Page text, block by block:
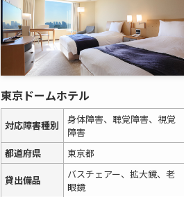
東京ドームホテル
対応障害種別
身体障害、聴覚障害、視覚
障害
都道府県
東京都
貸出備品
バスチェアー、拡大鏡、老
眼鏡